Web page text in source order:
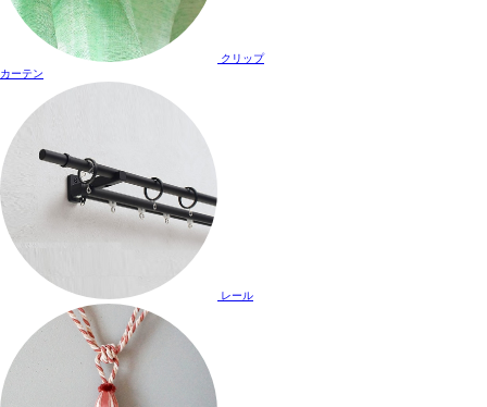
クリップ
カーテン
レール